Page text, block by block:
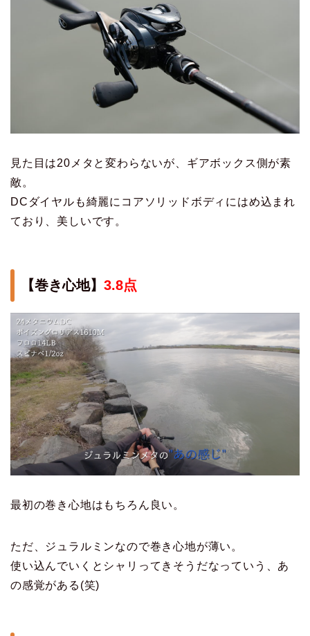
見た目は20メタと変わらないが、ギアボックス側が素
敵。
DCダイヤルも綺麗にコアソリッドボディにはめ込まれ
ており、美しいです。
【巻き心地】 3.8点
最初の巻き心地はもちろん良い。
ただ、ジュラルミンなので巻き心地が薄い。
使い込んでいくとシャリってきそうだなっていう、あ
の感覚がある(笑)